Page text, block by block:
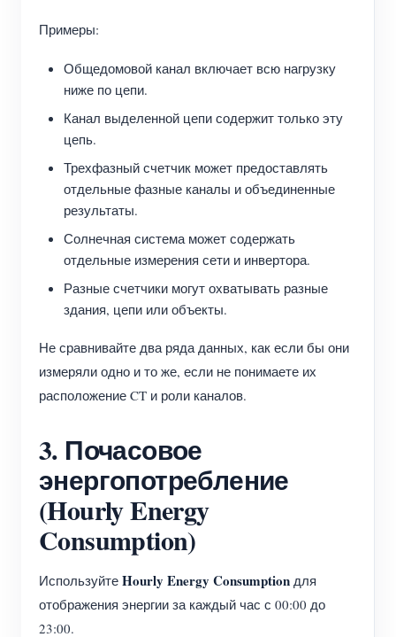
Примеры:
Общедомовой канал включает всю нагрузку
ниже по цепи.
Канал выделенной цепи содержит только эту
цепь.
Трехфазный счетчик может предоставлять
отдельные фазные каналы и объединенные
результаты.
Солнечная система может содержать
отдельные измерения сети и инвертора.
Разные счетчики могут охватывать разные
здания, цепи или объекты.
Не сравнивайте два ряда данных, как если бы они
измеряли одно и то же, если не понимаете их
расположение CT и роли каналов.
3. Почасовое
энергопотребление
(Hourly Energy
Consumption)
Используйте Hourly Energy Consumption для
отображения энергии за каждый час с 00:00 до
23:00.